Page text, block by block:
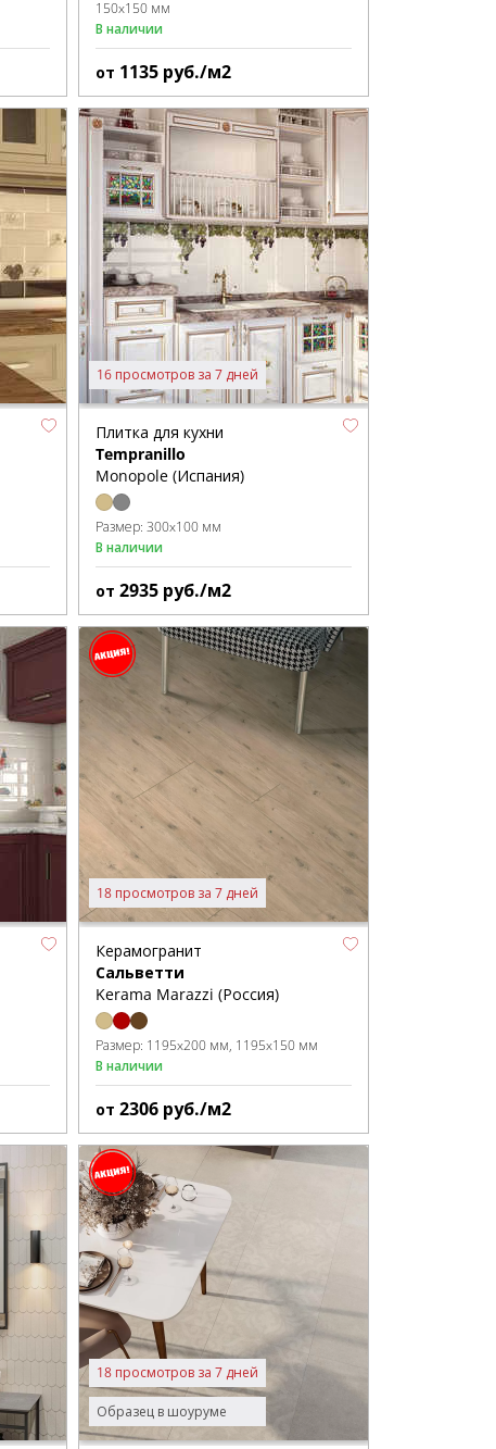
150x150 мм
В наличии
от 1135 руб./м2
16 просмотров за 7 дней
Плитка для кухни
Tempranillo
Monopole (Испания)
Размер: 300x100 мм
В наличии
от 2935 руб./м2
18 просмотров за 7 дней
Керамогранит
Сальветти
Kerama Marazzi (Россия)
Размер: 1195x200 мм 1195x150 мм
В наличии
от 2306 руб./м2
Образец в шоуруме
18 просмотров за 7 дней